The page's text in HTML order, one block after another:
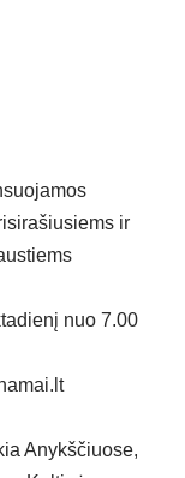
ir
nuo 7.00
Anykščiuose,